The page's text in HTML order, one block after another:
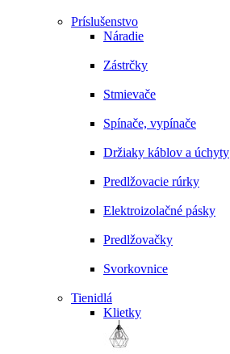
Príslušenstvo
Náradie
Zástrčky
Stmievače
Spínače, vypínače
Držiaky káblov a úchyty
Predlžovacie rúrky
Elektroizolačné pásky
Predlžovačky
Svorkovnice
Tienidlá
Klietky